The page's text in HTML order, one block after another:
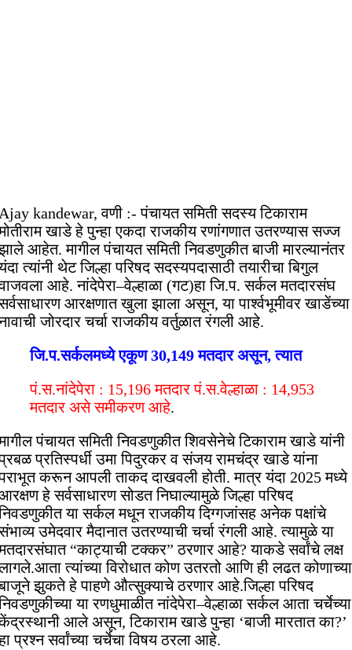
kandewar, वणी :- पंचायत समिती सदस्य टिकाराम
खाडे हे पुन्हा एकदा राजकीय रणांगणात उतरण्यास सज्ज
आहेत. मागील पंचायत समिती निवडणुकीत बाजी मारल्यानंतर
त्यांनी थेट जिल्हा परिषद सदस्यपदासाठी तयारीचा बिगुल
आहे. नांदेपेरा–वेल्हाळा (गट)हा जि.प. सर्कल मतदारसंघ
आरक्षणात खुला झाला असून, या पार्श्वभूमीवर खाडेंच्या
जोरदार चर्चा राजकीय वर्तुळात रंगली आहे.
जि.प.सर्कलमध्ये एकूण 30,149 मतदार असून, त्यात
पं.स.नांदेपेरा : 15,196 मतदार पं.स.वेल्हाळा : 14,953
मतदार असे समीकरण आहे.
पंचायत समिती निवडणुकीत शिवसेनेचे टिकाराम खाडे यांनी
प्रतिस्पर्धी उमा पिदुरकर व संजय रामचंद्र खाडे यांना
करून आपली ताकद दाखवली होती. मात्र यंदा 2025 मध्ये
हे सर्वसाधारण सोडत निघाल्यामुळे जिल्हा परिषद
या सर्कल मधून राजकीय दिग्गजांसह अनेक पक्षांचे
उमेदवार मैदानात उतरण्याची चर्चा रंगली आहे. त्यामुळे या
“काट्याची टक्कर” ठरणार आहे? याकडे सर्वांचे लक्ष
त्यांच्या विरोधात कोण उतरतो आणि ही लढत कोणाच्या
झुकते हे पाहणे औत्सुक्याचे ठरणार आहे.जिल्हा परिषद
या रणधुमाळीत नांदेपेरा–वेल्हाळा सर्कल आता चर्चेच्या
आले असून, टिकाराम खाडे पुन्हा ‘बाजी मारतात का?’
प्रश्न सर्वांच्या चर्चेचा विषय ठरला आहे.